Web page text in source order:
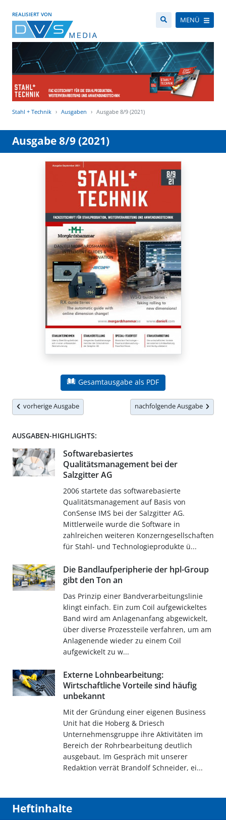
REALISIERT VON
MENÜ
Stahl + Technik Ausgaben Ausgabe 8/9 (2021)
Ausgabe 8/9 (2021)
Gesamtausgabe als PDF
vorherige Ausgabe nachfolgende Ausgabe
AUSGABEN-HIGHLIGHTS:
Softwarebasiertes
Qualitätsmanagement bei der
Salzgitter AG
2006 startete das softwarebasierte
Qualitätsmanagement auf Basis von
ConSense IMS bei der Salzgitter AG.
Mittlerweile wurde die Software in
zahlreichen weiteren Konzerngesellschaften
für Stahl- und Technologieprodukte ü...
Die Bandlaufperipherie der hpl-Group
gibt den Ton an
Das Prinzip einer Bandverarbeitungslinie
klingt einfach. Ein zum Coil aufgewickeltes
Band wird am Anlagenanfang abgewickelt,
über diverse Prozessteile verfahren, um am
Anlagenende wieder zu einem Coil
aufgewickelt zu w...
Externe Lohnbearbeitung:
Wirtschaftliche Vorteile sind häufig
unbekannt
Mit der Gründung einer eigenen Business
Unit hat die Hoberg & Driesch
Unternehmensgruppe ihre Aktivitäten im
Bereich der Rohrbearbeitung deutlich
ausgebaut. Im Gespräch mit unserer
Redaktion verrät Brandolf Schneider, ei...
Heftinhalte